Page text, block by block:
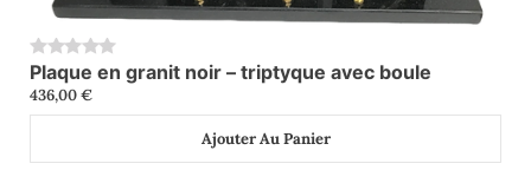
0
Plaque en granit noir – triptyque avec boule
436,00€
Ajouter Au Panier